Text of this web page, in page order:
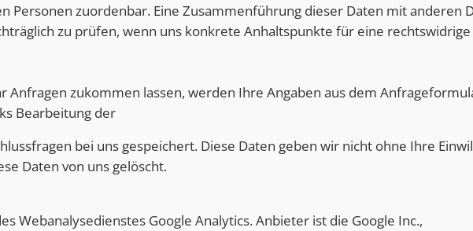
Personen zuordenbar. Eine Zusammenführung dieser Daten mit
zu prüfen, wenn uns konkrete Anhaltspunkte für eine
Anfragen zukommen lassen, werden Ihre Angaben aus dem
Bearbeitung der
bei uns gespeichert. Diese Daten geben wir nicht ohne Ihre
Daten von uns gelöscht.
Webanalysedienstes Google Analytics. Anbieter ist die Google Inc.,